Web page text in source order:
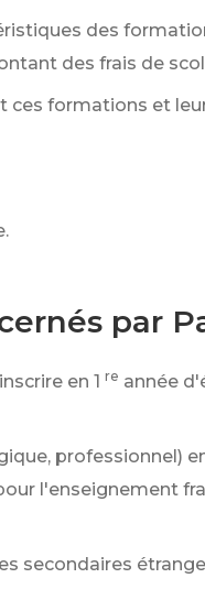
des
des frais de
formations et
par
en 1 re année
professionnel)
l'enseignement
secondaires